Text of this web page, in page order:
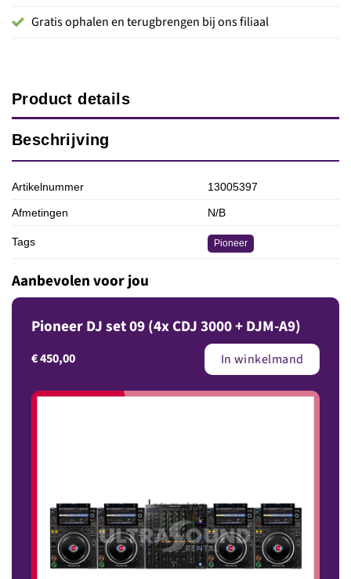
Gratis ophalen en terugbrengen bij ons filiaal
Product details
Beschrijving
Artikelnummer 13005397
Afmetingen N/B
Tags Pioneer
Aanbevolen voor jou
Pioneer DJ set 09 (4x CDJ 3000 + DJM-A9)
€450,00 In winkelmand